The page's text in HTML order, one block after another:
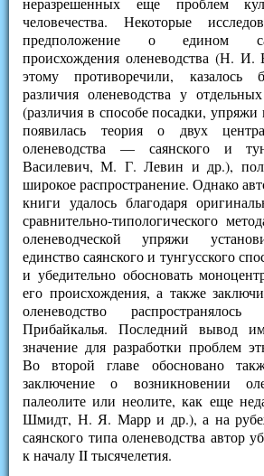
человечества. Некоторые
предположение о едином
происхождения оленеводства (Н.
этому противоречили, казалось
различия оленеводства у
(различия в способе посадки, упряжи
появилась теория о двух
оленеводства — саянского и
Василевич, М. Г. Левин и др.),
широкое распространение. Однако
книги удалось благодаря
сравнительно-типологического
оленеводческой упряжи
единство саянского и тунгусского
и убедительно обосновать
его происхождения, а также
оленеводство
Прибайкалья. Последний вывод
значение для разработки проблем
Во второй главе обосновано
заключение о возникновении
палеолите или неолите, как еще
Шмидт, Н. Я. Марр и др.), а на
саянского типа оленеводства автор
к началу II тысячелетия.